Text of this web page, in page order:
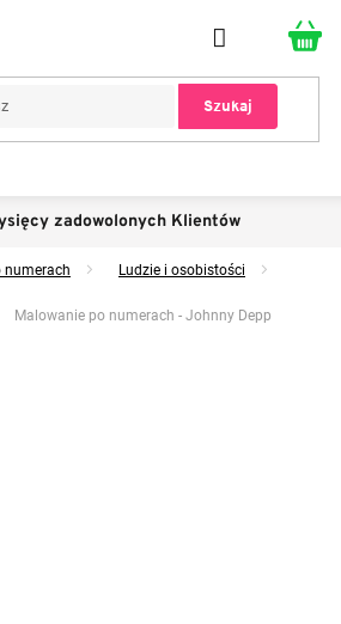
Szukaj
zadowolonych Klientów
numerach Ludzie i osobistości
Malowanie po numerach - Johnny Depp